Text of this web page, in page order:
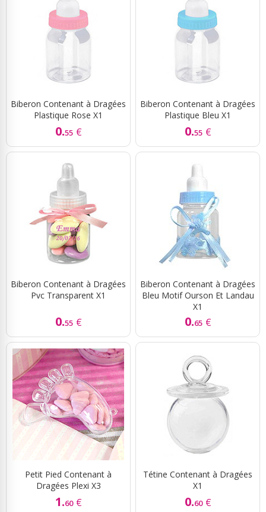
Biberon Contenant à Dragées
Plastique Rose X1
0.55 €
Biberon Contenant à Dragées
Plastique Bleu X1
0.55 €
Biberon Contenant à Dragées
Pvc Transparent X1
0.55 €
Biberon Contenant à Dragées
Bleu Motif Ourson Et Landau
X1
0.65 €
Petit Pied Contenant à
Dragées Plexi X3
1.60 €
Tétine Contenant à Dragées
X1
0.60 €